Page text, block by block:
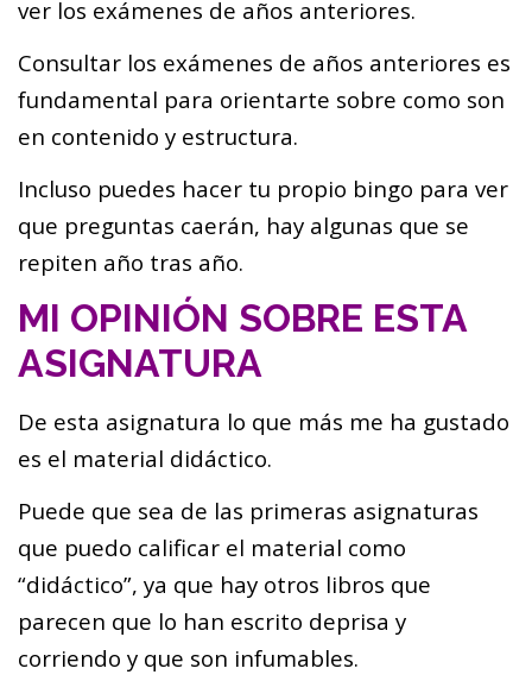
ver los exámenes de años anteriores.
Consultar los exámenes de años anteriores es
fundamental para orientarte sobre como son
en contenido y estructura.
Incluso puedes hacer tu propio bingo para ver
que preguntas caerán, hay algunas que se
repiten año tras año.
MI OPINIÓN SOBRE ESTA
ASIGNATURA
De esta asignatura lo que más me ha gustado
es el material didáctico.
Puede que sea de las primeras asignaturas
que puedo calificar el material como
“didáctico”, ya que hay otros libros que
parecen que lo han escrito deprisa y
corriendo y que son infumables.